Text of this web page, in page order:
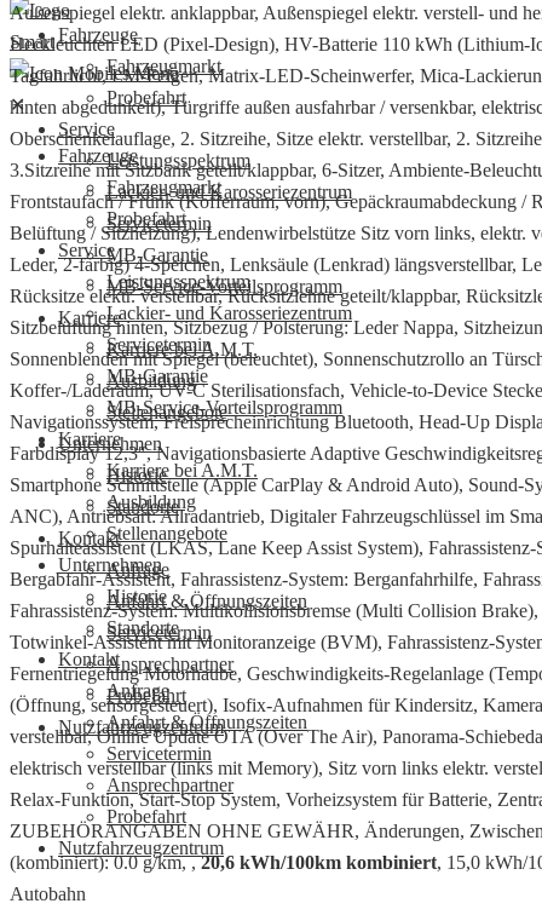
Fahrzeuge
Fahrzeugmarkt
Probefahrt
Service
Leistungsspektrum
Lackier- und Karosseriezentrum
Servicetermin
MB-Garantie
MB-Service-Vorteilsprogramm
Karriere
Karriere bei A.M.T.
Ausbildung
Stellenangebote
Unternehmen
Historie
Standorte
Kontakt
Anfrage
Anfahrt & Öffnungszeiten
Servicetermin
Ansprechpartner
Probefahrt
Nutzfahrzeugzentrum
✕
Fahrzeuge
Fahrzeugmarkt
Probefahrt
Service
Leistungsspektrum
Lackier- und Karosseriezentrum
Servicetermin
MB-Garantie
MB-Service-Vorteilsprogramm
Karriere
Karriere bei A.M.T.
Ausbildung
Stellenangebote
Unternehmen
Historie
Standorte
Kontakt
Anfrage
Anfahrt & Öffnungszeiten
Servicetermin
Ansprechpartner
Probefahrt
Nutzfahrzeugzentrum
Außenspiegel elektr. anklappbar, Außenspiegel elektr. verstell- und
Heckleuchten LED (Pixel-Design), HV-Batterie 110 kWh (Lithium-
Tagfahrlicht, LM-Felgen, Matrix-LED-Scheinwerfer, Mica-
hinten abgedunkelt), Türgriffe außen ausfahrbar / versenkbar,
Oberschenkelauflage, 2. Sitzreihe, Sitze elektr. verstellbar, 2.
3.Sitzreihe mit Sitzbank geteilt/klappbar, 6-Sitzer, Ambiente-
Frontstaufach / Frunk (Kofferraum, vorn), Gepäckraumabdeckung
Belüftung / Sitzheizung), Lendenwirbelstütze Sitz vorn links, elektr.
Leder, 2-farbig) 4-Speichen, Lenksäule (Lenkrad) längsverstellbar,
Rücksitze elektr. verstellbar, Rücksitzlehne geteilt/klappbar,
Sitzbelüftung hinten, Sitzbezug / Polsterung: Leder Nappa,
Sonnenblenden mit Spiegel (beleuchtet), Sonnenschutzrollo an
Koffer-/Laderaum, UV-C Sterilisationsfach, Vehicle-to-Device
Navigationssystem, Freisprecheinrichtung Bluetooth, Head-Up
Farbdisplay 12,3″, Navigationsbasierte Adaptive
Smartphone Schnittstelle (Apple CarPlay & Android Auto), Sound-
ANC), Antriebsart: Allradantrieb, Digitaler Fahrzeugschlüssel im
Spurhalteassistent (LKAS, Lane Keep Assist System),
Bergabfahr-Assistent, Fahrassistenz-System: Berganfahrhilfe,
Fahrassistenz-System: Multikollisionsbremse (Multi Collision
Totwinkel-Assistent mit Monitoranzeige (BVM), Fahrassistenz-
Fernentriegelung Motorhaube, Geschwindigkeits-Regelanlage
(Öffnung, sensorgesteuert), Isofix-Aufnahmen für Kindersitz,
verstellbar, Online Update OTA (Over The Air), Panorama-
elektrisch verstellbar (links mit Memory), Sitz vorn links elektr.
Relax-Funktion, Start-Stop System, Vorheizsystem für Batterie,
ZUBEHÖRANGABEN OHNE GEWÄHR, Änderungen,
(kombiniert): 0.0 g/km, ,20,6 kWh/100km kombiniert, 15,0 kWh/
Autobahn